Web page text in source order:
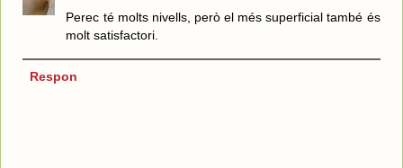
Perec té molts nivells, però el més superficial també és
molt satisfactori.
Respon